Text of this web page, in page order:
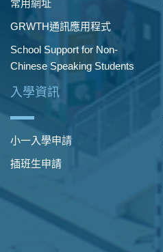
常用網址
GRWTH通訊應用程式
School Support for Non-
Chinese Speaking Students
入學資訊
小一入學申請
插班生申請